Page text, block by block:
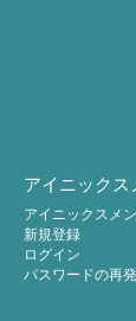
アイニックス
アイニックスメ
新規登録
ログイン
パスワードの再